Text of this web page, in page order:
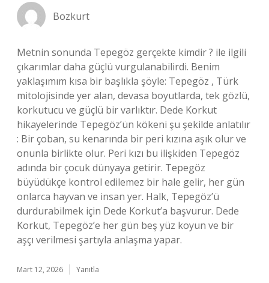
Bozkurt
Metnin sonunda Tepegöz gerçekte kimdir ? ile ilgili
çıkarımlar daha güçlü vurgulanabilirdi. Benim
yaklaşımım kısa bir başlıkla şöyle: Tepegöz , Türk
mitolojisinde yer alan, devasa boyutlarda, tek gözlü,
korkutucu ve güçlü bir varlıktır. Dede Korkut
hikayelerinde Tepegöz’ün kökeni şu şekilde anlatılır
: Bir çoban, su kenarında bir peri kızına aşık olur ve
onunla birlikte olur. Peri kızı bu ilişkiden Tepegöz
adında bir çocuk dünyaya getirir. Tepegöz
büyüdükçe kontrol edilemez bir hale gelir, her gün
onlarca hayvan ve insan yer. Halk, Tepegöz’ü
durdurabilmek için Dede Korkut’a başvurur. Dede
Korkut, Tepegöz’e her gün beş yüz koyun ve bir
aşçı verilmesi şartıyla anlaşma yapar.
Mart 12, 2026 Yanıtla